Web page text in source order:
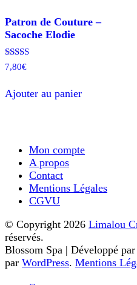
Patron de Couture –
Sacoche Elodie
Note
7,80€
Ajouter au panier
Mon compte
A propos
Contact
Mentions Légales
CGVU
© Copyright 2026 Limalou
réservés.
Blossom Spa | Développé par
par WordPress. Mentions